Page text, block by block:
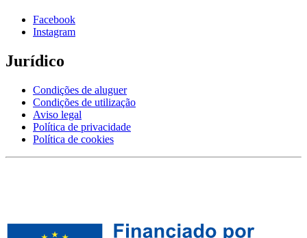
Facebook
Instagram
Jurídico
Condições de aluguer
Condições de utilização
Aviso legal
Política de privacidade
Política de cookies